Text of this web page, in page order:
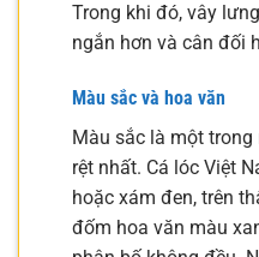
Trong khi đó, vây
ngắn hơn và cân đối
Màu sắc và hoa văn
Màu sắc là một
rệt nhất. Cá lóc Việt
hoặc xám đen, trên
đốm hoa văn màu